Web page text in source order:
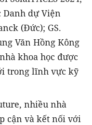
Danh dự Viện
(Đức); GS.
Văn Hồng Kông
khoa học được
trong lĩnh vực kỹ
nhiều nhà
cận và kết nối với